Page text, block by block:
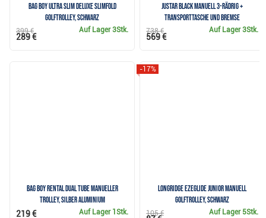
Bag Boy Ultra Slim Deluxe SLIMFOLD
Golftrolley, schwarz
Auf Lager3Stk.
399 €
289 €
JuStar Black manuell 3-rädrig +
Transporttasche und Bremse
Auf Lager3Stk.
738 €
569 €
Bag Boy Rental Dual Tube manueller
Trolley, Silber Aluminium
Auf Lager 1Stk.
219 €
Longridge Ezeglide Junior Manuell
Golftrolley, schwarz
-17%
Auf Lager 5Stk.
105 €